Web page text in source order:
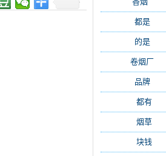
都是(232)
的是(164)
卷烟厂
品牌(111)
都有
烟草
块钱